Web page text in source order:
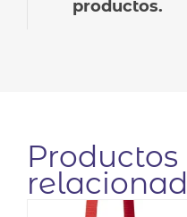
productos.
Productos